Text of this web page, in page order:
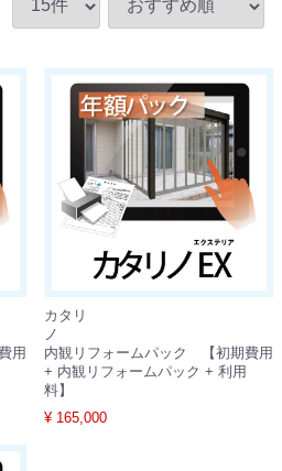
用
カタリ
内観リフォームパック 【初期費用
+ 内観リフォームパック + 利用
料】
¥ 165,000